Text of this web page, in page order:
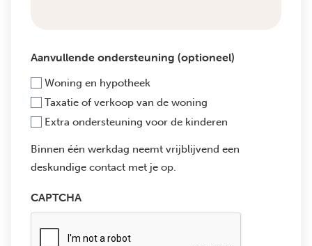
Aanvullende ondersteuning (optioneel)
Woning en hypotheek
Taxatie of verkoop van de woning
Extra ondersteuning voor de kinderen
Binnen één werkdag neemt vrijblijvend een
deskundige contact met je op.
CAPTCHA